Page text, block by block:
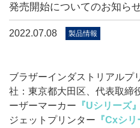
発売開始についてのお知ら
2022.07.08 製品情報
ブラザーインダストリアルプ
社：東京都大田区、代表取
ーザーマーカー 『Uシリーズ』
ジェットプリンター 『Cxシリ